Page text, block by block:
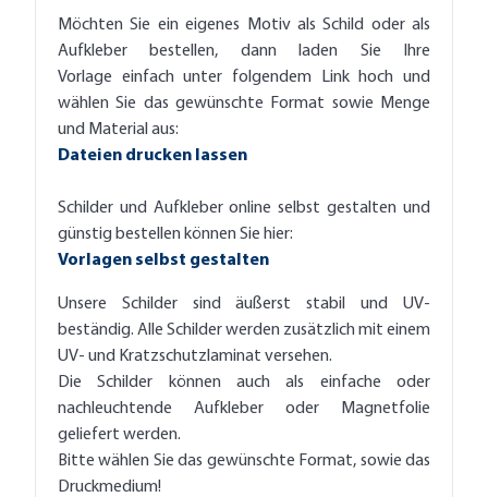
Möchten Sie ein eigenes Motiv als Schild oder als
Aufkleber bestellen, dann laden Sie Ihre
Vorlage einfach unter folgendem Link hoch und
wählen Sie das gewünschte Format sowie Menge
und Material aus:
Dateien drucken lassen
Schilder und Aufkleber online selbst gestalten und
günstig bestellen können Sie hier:
Vorlagen selbst gestalten
Unsere Schilder sind äußerst stabil und UV-
beständig. Alle Schilder werden zusätzlich mit einem
UV- und Kratzschutzlaminat versehen.
Die Schilder können auch als einfache oder
nachleuchtende Aufkleber oder Magnetfolie
geliefert werden.
Bitte wählen Sie das gewünschte Format, sowie das
Druckmedium!